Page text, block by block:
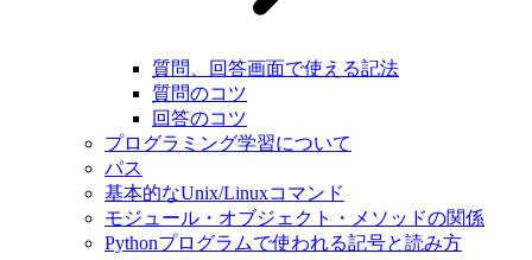
質問、回答画面で使える記法
質問のコツ
回答のコツ
プログラミング学習について
パス
基本的なUnix/Linuxコマンド
モジュール・オブジェクト・メソッドの関係
Pythonプログラムで使われる記号と読み方